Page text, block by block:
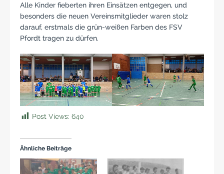
Alle Kinder fieberten ihren Einsätzen entgegen, und
besonders die neuen Vereinsmitglieder waren stolz
darauf, erstmals die grün-weißen Farben des FSV
Pfordt tragen zu dürfen.
Post Views: 640
Ähnliche Beiträge